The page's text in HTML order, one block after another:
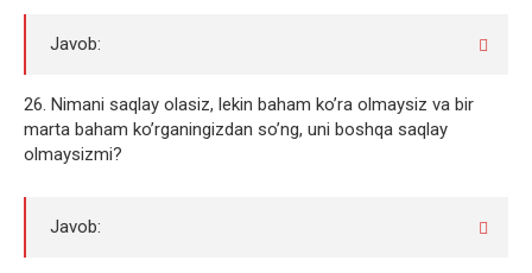
Javob:
26. Nimani saqlay olasiz, lekin baham ko’ra olmaysiz va bir
marta baham ko’rganingizdan so’ng, uni boshqa saqlay
olmaysizmi?
Javob: